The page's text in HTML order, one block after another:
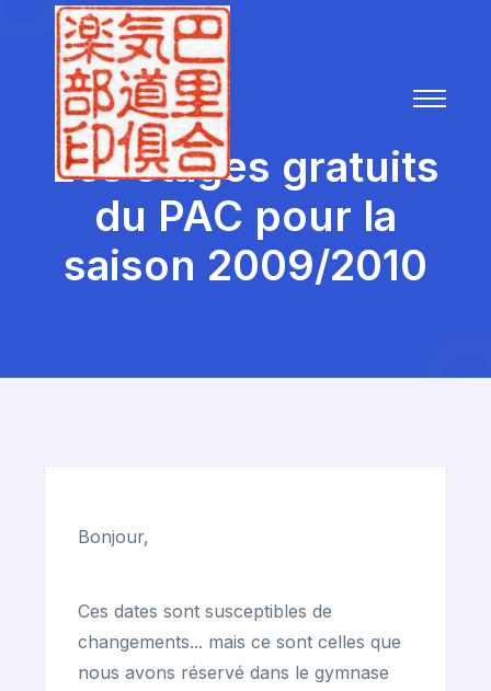
Les stages gratuits
du PAC pour la
saison 2009/2010
Bonjour,
Ces dates sont susceptibles de
changements... mais ce sont celles que
nous avons réservé dans le gymnase